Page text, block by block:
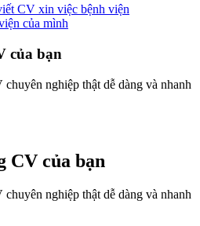
CV xin việc bệnh viện
của mình
của bạn
nghiệp thật dễ dàng và nhanh
CV của bạn
nghiệp thật dễ dàng và nhanh